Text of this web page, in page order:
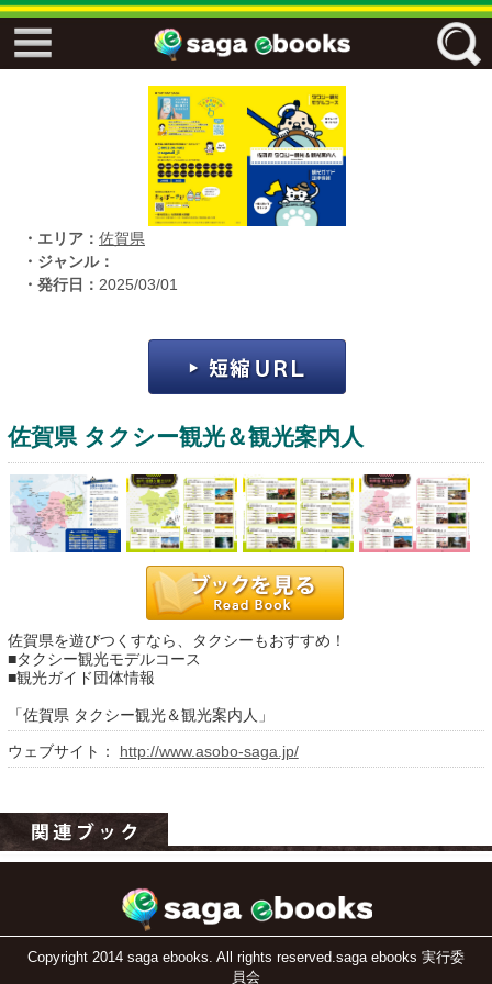
フリーワード
ジャンル
佐賀ワード
・エリア： 佐賀県
・ジャンル：
・発行日： 2025/03/01
佐賀県 タクシー観光＆観光案内人
佐賀県を遊びつくすなら、タクシーもおすすめ！
■タクシー観光モデルコース
■観光ガイド団体情報
「佐賀県 タクシー観光＆観光案内人」
ウェブサイト： http://www.asobo-saga.jp/
Copyright 2014 saga ebooks. All rights reserved.saga ebooks 実行委
員会
↓↓ ebooks専用本棚 ↓↓
運営：福博印刷
saga ebooksとは
運営会社
ご利用ガイド
お問い合わせ